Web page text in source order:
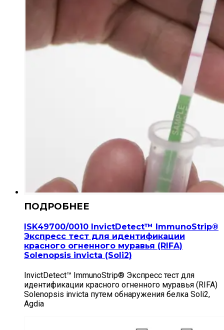
ISK49700/0010 InvictDetect™ ImmunoStrip®
Экспресс тест для идентификации
красного огненного муравья (RIFA)
Solenopsis invicta (Soli2)
InvictDetect™ ImmunoStrip® Экспресс тест для
идентификации красного огненного муравья (RIFA)
Solenopsis invicta путем обнаружения белка Soli2,
Agdia